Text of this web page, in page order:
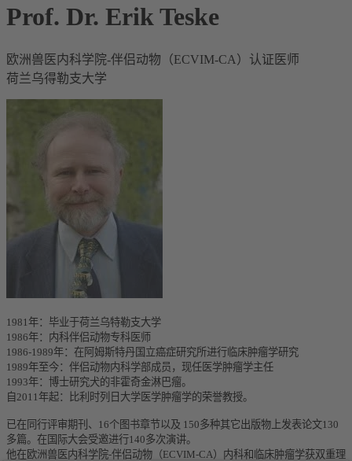
Prof. Dr. Erik Teske
欧洲兽医内科学院-伴侣动物（ECVIM-CA）认证医师
荷兰乌得勒支大学
1981年：毕业于荷兰乌特勒支大学
1986年：内科伴侣动物专科医师
1986-1989年：在阿姆斯特丹国立癌症研究所进行临床肿瘤学研究
1989年至今：伴侣动物内科学部成员，现任医学肿瘤学主任
1993年：博士研究犬的非霍奇金淋巴瘤。
自2011年起：比利时列日大学医学肿瘤学的荣誉教授。
已在同行评审期刊、16个图书章节以及 150多种其它出版物上发表论文130
多篇。在国际大会受邀进行140多次演讲。
他在欧洲兽医内科学院-伴侣动物（ECVIM-CA）内科和临床肿瘤学获双重理